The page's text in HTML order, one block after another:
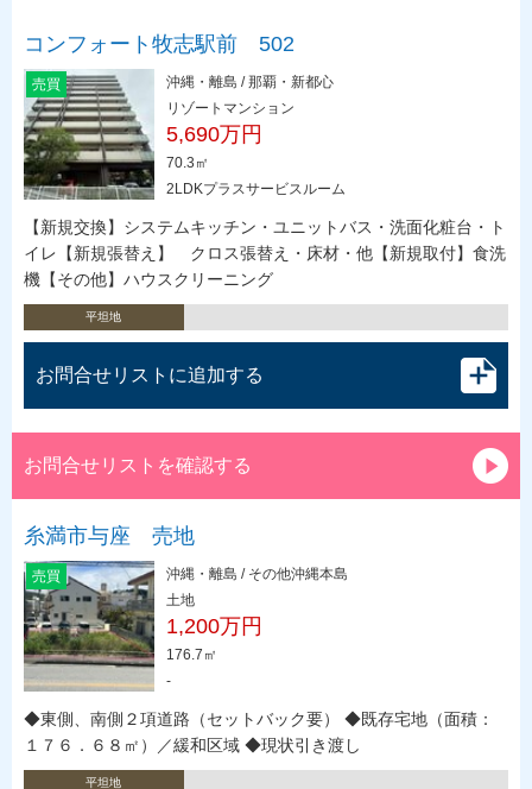
コンフォート牧志駅前 502
売買
沖縄・離島 / 那覇・新都心
リゾートマンション
5,690万円
70.3㎡
2LDKプラスサービスルーム
【新規交換】システムキッチン・ユニットバス・洗面化粧台・ト
イレ【新規張替え】 クロス張替え・床材・他【新規取付】食洗
機【その他】ハウスクリーニング
平坦地
お問合せリストに追加する
お問合せリストを確認する
糸満市与座 売地
売買
沖縄・離島 / その他沖縄本島
土地
1,200万円
176.7㎡
-
◆東側、南側２項道路（セットバック要） ◆既存宅地（面積：
１７６．６８㎡）／緩和区域 ◆現状引き渡し
平坦地